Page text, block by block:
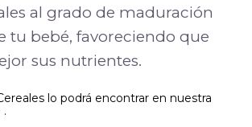
al grado de maduración
tu bebé, favoreciendo que
sus nutrientes.
lo podrá encontrar en nuestra
.